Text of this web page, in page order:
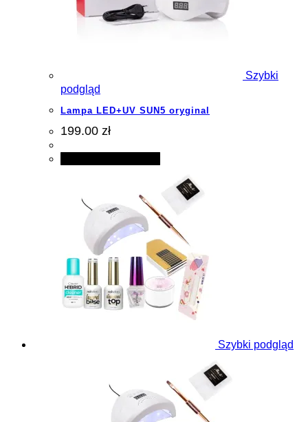
Szybki
podgląd
Lampa LED+UV SUN5 oryginal
199.00 zł
Szybki podgląd